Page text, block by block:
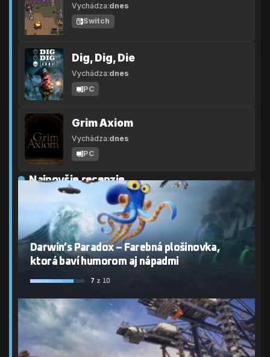
Vychádza:dnes
Switch
Dig, Dig, Die
Vychádza:dnes
PC
Grim Axiom
Vychádza:dnes
PC
Najnovšie recenzie
Darwin’s Paradox – Farebná plošinovka,
ktorá baví humorom aj nápadmi
7 z 10